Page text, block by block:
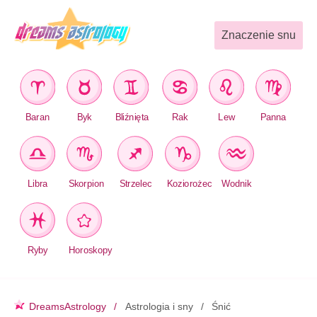
Znaczenie snu
Baran Byk Bliźnięta Rak Lew Panna
Libra Skorpion Strzelec Koziorożec Wodnik
Ryby Horoskopy
DreamsAstrology Astrologia i sny Śnić